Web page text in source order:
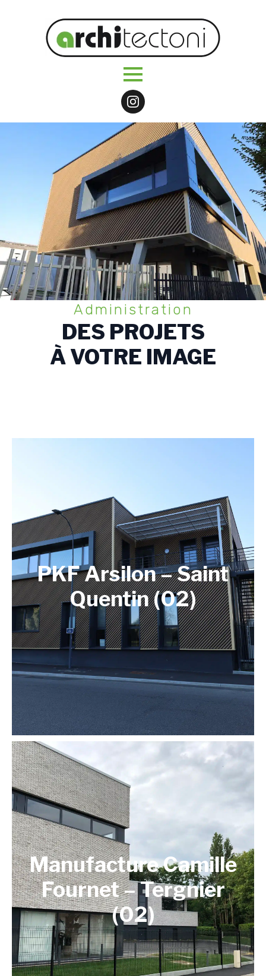
Administration
DES PROJETS
À VOTRE IMAGE
PKF Arsilon – Saint
Quentin (02)
Manufacture Camille
Fournet – Tergnier
(02)